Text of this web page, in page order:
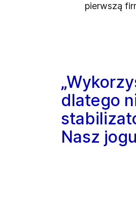
pierwszą
dlatego
Nasz